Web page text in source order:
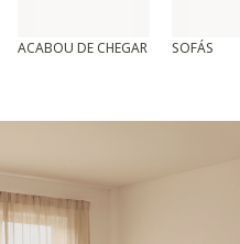
ACABOU DE CHEGAR SOFÁS